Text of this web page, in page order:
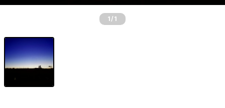
1 /1